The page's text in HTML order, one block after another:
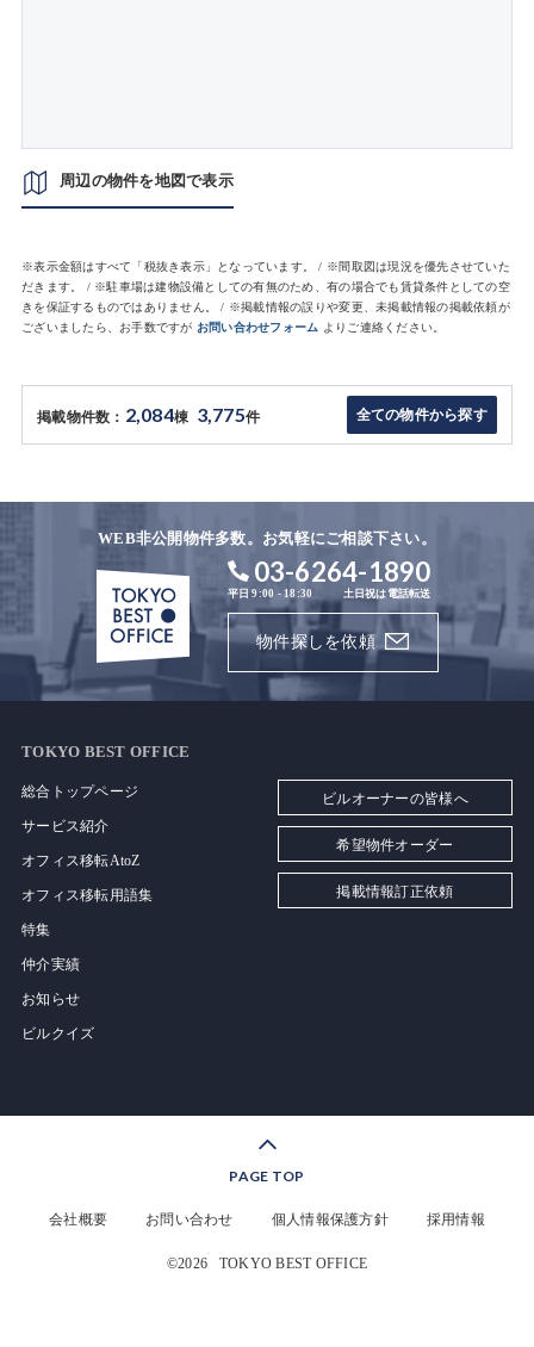
周辺の物件を地図で表示
※表示金額はすべて「税抜き表示」となっています。 / ※間取図は現況を優先させていた
だきます。 / ※駐車場は建物設備としての有無のため、有の場合でも賃貸条件としての空
きを保証するものではありません。 / ※掲載情報の誤りや変更、未掲載情報の掲載依頼が
ございましたら、お手数ですが お問い合わせフォーム よりご連絡ください。
掲載物件数： 2,084棟 3,775件 全ての物件から探す
WEB非公開物件多数。お気軽にご相談下さい。
03-6264-1890
平日 9:00 - 18:30 土日祝は電話転送
物件探しを依頼
TOKYO BEST OFFICE
総合トップページ
サービス紹介
オフィス移転AtoZ
オフィス移転用語集
特集
仲介実績
お知らせ
ビルクイズ
ビルオーナーの皆様へ
希望物件オーダー
掲載情報訂正依頼
PAGE TOP
会社概要 お問い合わせ 個人情報保護方針 採用情報
©2026 TOKYO BEST OFFICE